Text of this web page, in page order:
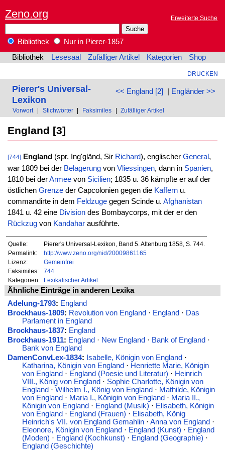
Zeno.org Erweiterte Suche
Bibliothek
Nur in Pierer-1857
Bibliothek
Lesesaal Zufälliger Artikel Kategorien Shop
DRUCKEN
<< England [2] | Engländer >>
Pierer's Universal-
Lexikon
Vorwort Stichwörter Faksimiles Zufälliger Artikel
England [3]
[744] England (spr. Ing'gländ, Sir Richard), englischer General,
war 1809 bei der Belagerungvon Vliessingen, dann in Spanien,
1810 bei derArmeevon Sicilien; 1835 u. 36 kämpfte er auf der
östlichen Grenzeder Capcolonien gegen die Kaffernu.
commandirte in dem Feldzugegegen Scinde u. Afghanistan
1841 u. 42 eine Divisiondes Bombaycorps, mit der er den
Rückzugvon Kandaharausführte.
Quelle:
Pierer's Universal-Lexikon, Band 5. Altenburg 1858, S. 744.
Permalink:
http://www.zeno.org/nid/20009861165
Lizenz:
Gemeinfrei
Faksimiles:
744
Kategorien:
Lexikalischer Artikel
Ähnliche Einträge in anderen Lexika
Adelung-1793: England
Brockhaus-1809: Revolution von England · England · Das
Parlament in England
Brockhaus-1837: England
Brockhaus-1911: England· New England· Bank of England·
Bank von England
DamenConvLex-1834: Isabelle, Königin von England·
Katharina, Königin von England· Henriette Marie, Königin
von England· England (Poesie und Literatur) · Heinrich
VIII., König von England· Sophie Charlotte, Königin von
England· Wilhelm I., König von England· Mathilde, Königin
von England· Maria I., Königin von England· Maria II.,
Königin von England· England (Musik) · Elisabeth, Königin
von England· England (Frauen) · Elisabeth, König
Heinrich's VII. von England Gemahlin· Anna von England·
Eleonore, Königin von England· England (Kunst) · England
(Moden) · England (Kochkunst) · England (Geographie) ·
England (Geschichte)